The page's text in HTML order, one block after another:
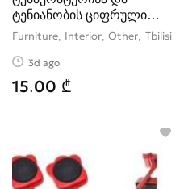
ტენიანობის ციფრული
თერმომეტრი
Furniture, Interior, Other Tbilisi
3d ago
15.00 ₾